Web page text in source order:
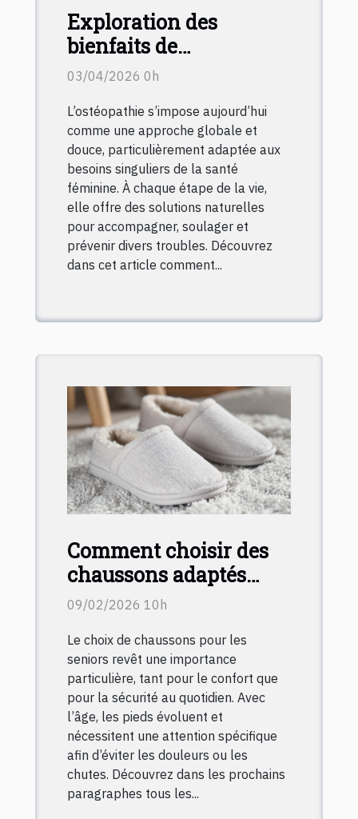
Exploration des
bienfaits de
l'ostéopathie sur la
chaque étape de vie
03/04/2026 0h
L’ostéopathie s’impose aujourd’hui
comme une approche globale et
douce, particulièrement adaptée aux
besoins singuliers de la santé
féminine. À chaque étape de la vie,
elle offre des solutions naturelles
pour accompagner, soulager et
prévenir divers troubles. Découvrez
dans cet article comment...
Comment choisir des
chaussons adaptés
pour les seniors ?
09/02/2026 10h
Le choix de chaussons pour les
seniors revêt une importance
particulière, tant pour le confort que
pour la sécurité au quotidien. Avec
l’âge, les pieds évoluent et
nécessitent une attention spécifique
afin d’éviter les douleurs ou les
chutes. Découvrez dans les prochains
paragraphes tous les...